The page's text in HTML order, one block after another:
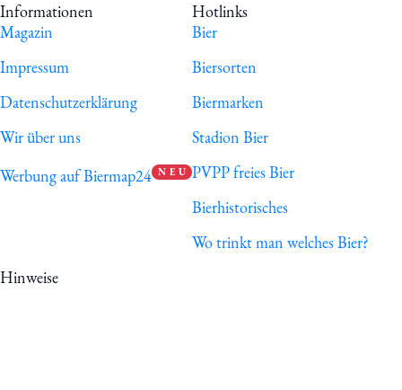
Informationen
Magazin
Impressum
Datenschutzerklärung
Wir über uns
Werbung auf Biermap24 N E U
Hotlinks
Bier
Biersorten
Biermarken
Stadion Bier
PVPP freies Bier
Bierhistorisches
Wo trinkt man welches Bier?
Hinweise